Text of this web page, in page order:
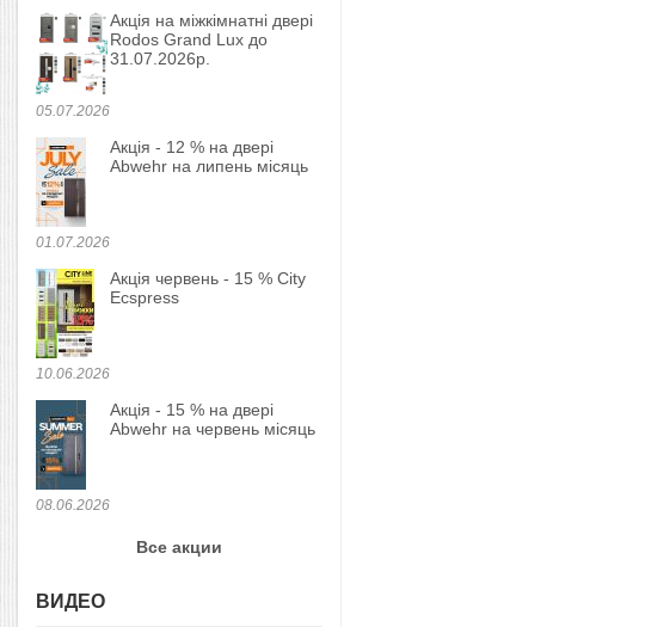
05.07.2026
Акція на міжкімнатні двері
Rodos Grand Lux до
31.07.2026р.
01.07.2026
Акція - 12 % на двері
Abwehr на липень місяць
10.06.2026
Акція червень - 15 % City
Ecspress
08.06.2026
Акція - 15 % на двері
Abwehr на червень місяць
Все акции
ВИДЕО